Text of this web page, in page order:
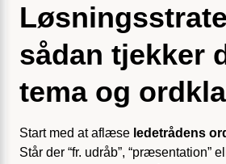
sådan tjekker
tema og
Start med at aflæse ledetrådens
Står der “fr. udråb”, “præsentation”